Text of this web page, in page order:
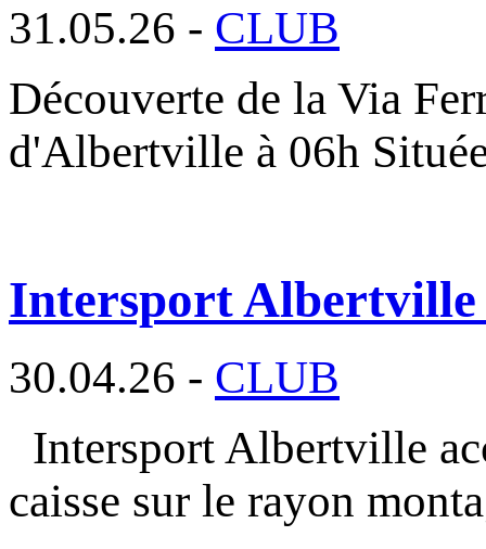
31.05.26 - CLUB
Découverte de la Via
d'Albertville à 06h
Intersport Albertville
30.04.26 - CLUB
Intersport Albertville
caisse sur le rayon